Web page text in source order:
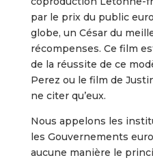
par le prix du public
globe, un César du
récompenses. Ce film
de la réussite de ce
Perez ou le film de
ne citer qu’eux.
Nous appelons les
les Gouvernements
aucune manière le